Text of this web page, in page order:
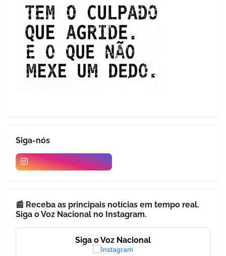
Siga-nós
📰 Receba as principais notícias em tempo real.
Siga o Voz Nacional no Instagram.
Siga o Voz Nacional